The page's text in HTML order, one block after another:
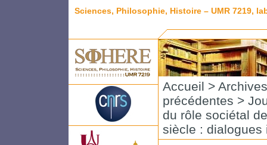
Sciences, Philosophie, Histoire – UMR 7219,
Accueil > Archives
précédentes >
du rôle sociétal
siècle : dialogues